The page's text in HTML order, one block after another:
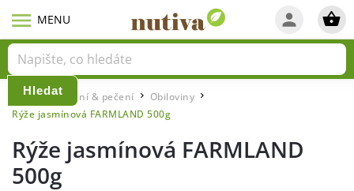
Hledat
Domů / Vaření & pečení Obiloviny /
Rýže jasmínová FARMLAND 500g
Rýže jasmínová FARMLAND
500g